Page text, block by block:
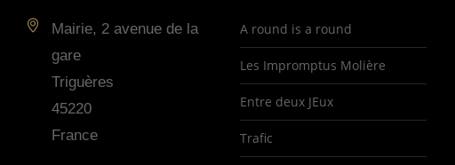
Mairie, 2 avenue de la
gare
Triguères
45220
France
A round is a round
Les Impromptus Molière
Entre deux JEux
Trafic